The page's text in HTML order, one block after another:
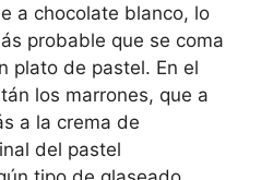
a chocolate blanco, lo
probable que se coma
plato de pastel. En el
los marrones, que a
a la crema de
del pastel